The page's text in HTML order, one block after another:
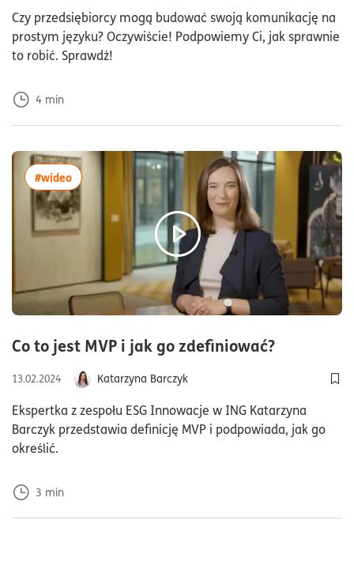
Czy przedsiębiorcy mogą budować swoją komunikację na
prostym języku? Oczywiście! Podpowiemy Ci, jak sprawnie
to robić. Sprawdź!
4 min
Co to jest MVP i jak go zdefiniować?czas
13.02.2024
Katarzyna Barczyk
Ekspertka z zespołu ESG Innowacje w ING Katarzyna
Barczyk przedstawia definicję MVP i podpowiada, jak go
określić.
3 min
#wideowięcej artykułów z tagiem:#wideo